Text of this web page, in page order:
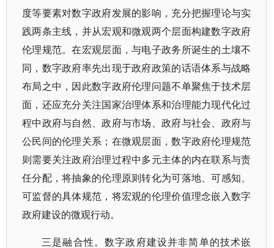
度等要素对数字政府发展的影响，充分把握理论与实
践两条主线，并从宏观和微观两个层面构建数字政府
伦理规范。在宏观层面，与电子政务所诞生的土壤不
同，数字政府率先出现于政府政策的话语体系与战略
布局之中，因此数字政府伦理问题不单聚焦于技术层
面，还应充分关注国家治理体系和治理能力现代化过
程中政府与自然、政府与市场、政府与社会、政府与
公民间的伦理关系；在微观层面，数字政府伦理规范
则需要关注政府治理过程中多元主体的内在联系与责
任分配，将抽象的伦理原则转化为可落地、可感知、
可监督的具体规范，将宏观的伦理价值理念嵌入数字
政府建设的微观行动。
三是融合性。数字政府建设并非简单的技术嵌